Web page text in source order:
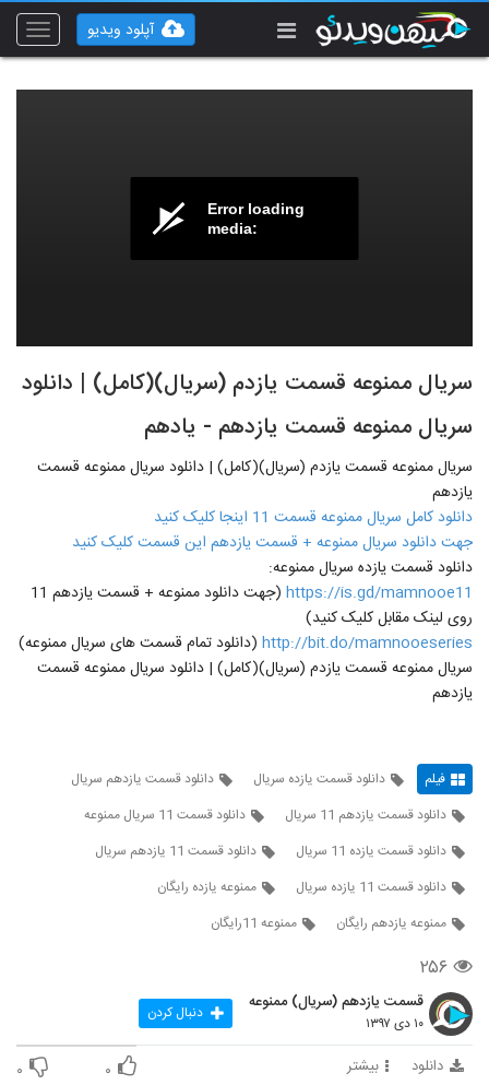
Toggle
آپلود ویدیو
Error loading
media:
سریال ممنوعه قسمت یازدم (سریال)(کامل) | دانلود
سریال ممنوعه قسمت یازدهم - یادهم
سریال ممنوعه قسمت یازدم (سریال)(کامل) | دانلود سریال ممنوعه قسمت
یازدهم
دانلود کامل سریال ممنوعه قسمت 11 اینجا کلیک کنید
جهت دانلود سریال ممنوعه + قسمت یازدهم این قسمت کلیک کنید
دانلود قسمت یازده سریال ممنوعه:
https://is.gd/mamnooe11
(جهت دانلود ممنوعه + قسمت یازدهم 11
روی لینک مقابل کلیک کنید)
http://bit.do/mamnooeseries (دانلود تمام قسمت های سریال ممنوعه)
سریال ممنوعه قسمت یازدم (سریال)(کامل) | دانلود سریال ممنوعه قسمت
یازدهم
فیلم دانلود قسمت یازده سریال
دانلود قسمت یازدهم سریال
دانلود قسمت یازدهم 11 سریال
دانلود قسمت 11 سریال ممنوعه
دانلود قسمت یازده 11 سریال
دانلود قسمت 11 یازدهم سریال
دانلود قسمت 11 یازده سریال
ممنوعه یازده رایگان
ممنوعه یازدهم رایگان
ممنوعه 11رایگان
۲۵۶
قسمت یازدهم (سریال) ممنوعه
۱۰ دی ۱۳۹۷ دنبال کردن
دانلود بیشتر ۰ ۰